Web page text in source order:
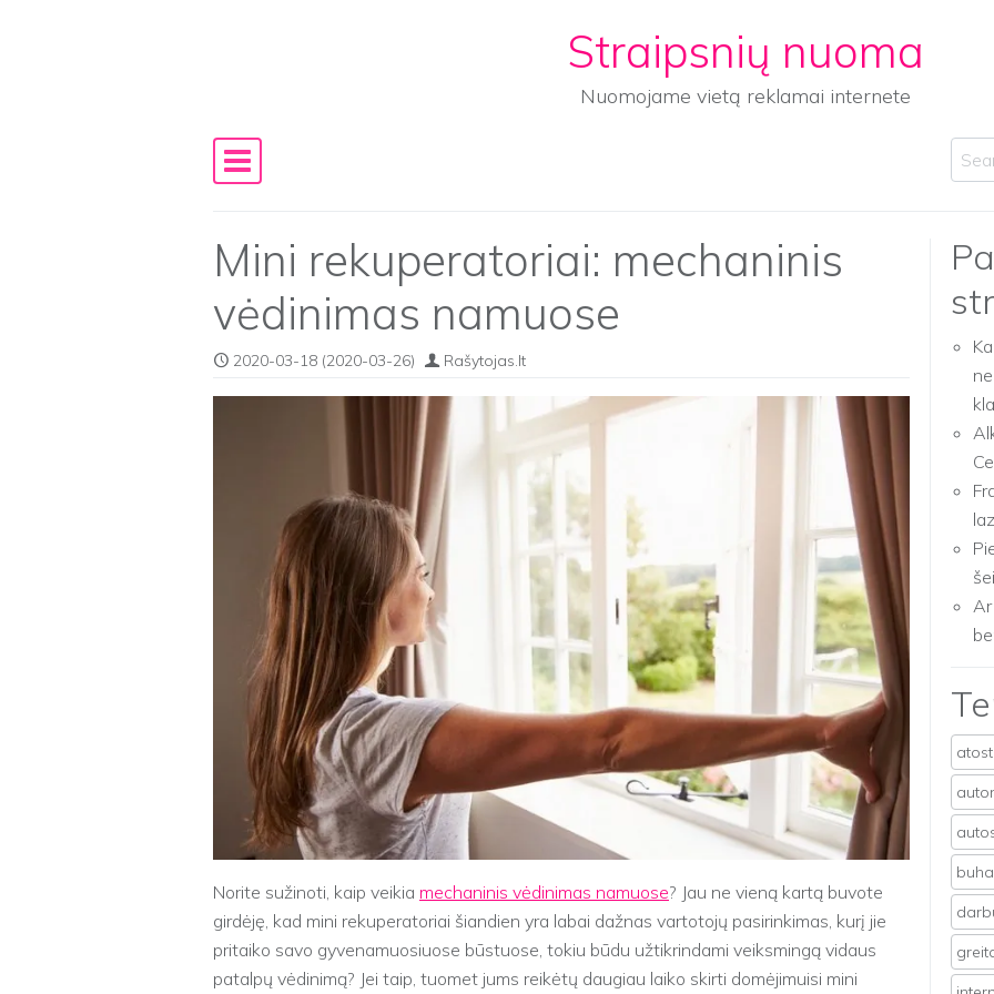
Straipsnių nuoma
Nuomojame vietą reklamai internete
Main Navigation
Mini rekuperatoriai: mechaninis
vėdinimas namuose
2020-03-18 (2020-03-26) Rašytojas.lt
Norite sužinoti, kaip veikia mechaninis vėdinimas namuose? Jau ne vieną kartą buvote
girdėję, kad mini rekuperatoriai šiandien yra labai dažnas vartotojų pasirinkimas, kurį jie
pritaiko savo gyvenamuosiuose būstuose, tokiu būdu užtikrindami veiksmingą vidaus
patalpų vėdinimą? Jei taip, tuomet jums reikėtų daugiau laiko skirti domėjimuisi mini